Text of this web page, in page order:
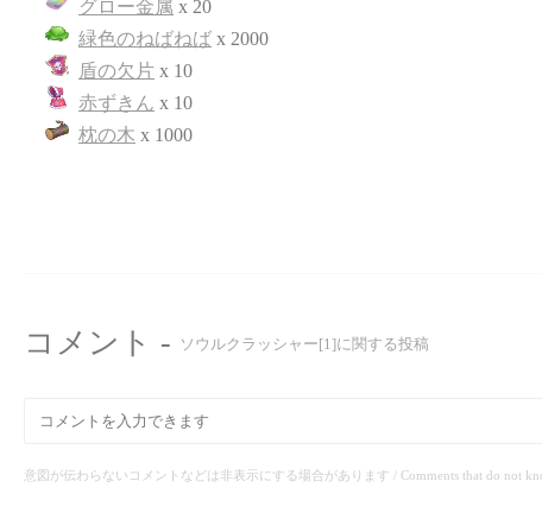
グロー金属 x 20
緑色のねばねば x 2000
盾の欠片 x 10
赤ずきん x 10
枕の木 x 1000
コメント - ソウルクラッシャー[1]に関する投稿
意図が伝わらないコメントなどは非表示にする場合があります / Comments that do not